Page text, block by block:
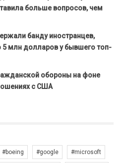
больше вопросов, чем
банду иностранцев,
5 млн долларов у бывшего топ-
обороны на фоне
с США
#boeing #google #microsoft